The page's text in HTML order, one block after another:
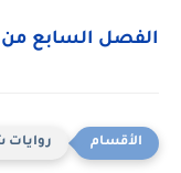
الفصل السابع من
روايات